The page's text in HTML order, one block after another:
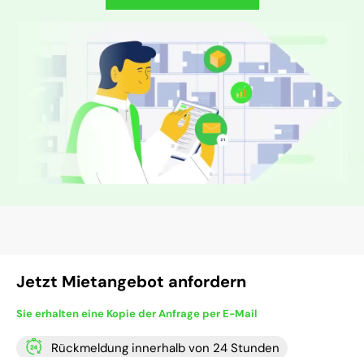
Jetzt Mietangebot anfordern
Sie erhalten eine Kopie der Anfrage per E-Mail
Rückmeldung innerhalb von 24 Stunden